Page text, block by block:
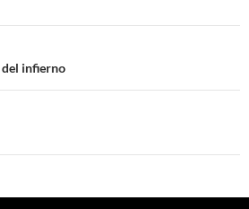
del infierno